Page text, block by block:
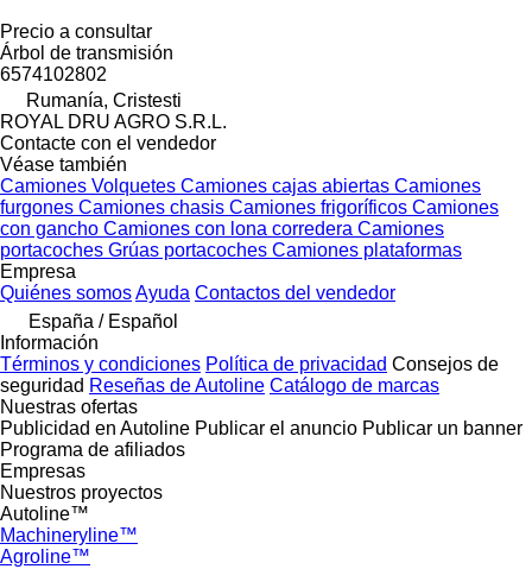
Precio a consultar
Árbol de transmisión
6574102802
Rumanía, Cristesti
ROYAL DRU AGRO S.R.L.
Contacte con el vendedor
Véase también
Camiones Volquetes Camiones cajas abiertas Camiones
furgones Camiones chasis Camiones frigoríficos Camiones
con gancho Camiones con lona corredera Camiones
portacoches Grúas portacoches Camiones plataformas
Empresa
Quiénes somosAyuda Contactos del vendedor
España / Español
Información
Términos y condiciones Política de privacidad Consejos de
seguridad Reseñas de Autoline Catálogo de marcas
Nuestras ofertas
Publicidad en Autoline Publicar el anuncio Publicar un banner
Programa de afiliados
Empresas
Nuestros proyectos
Autoline™
Machineryline™
Agroline™